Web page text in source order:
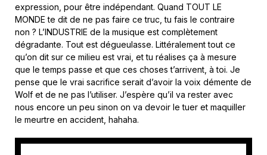
expression, pour être indépendant. Quand TOUT LE
MONDE te dit de ne pas faire ce truc, tu fais le contraire
non ? L’INDUSTRIE de la musique est complètement
dégradante. Tout est dégueulasse. Littéralement tout ce
qu’on dit sur ce milieu est vrai, et tu réalises ça à mesure
que le temps passe et que ces choses t’arrivent, à toi. Je
pense que le vrai sacrifice serait d’avoir la voix démente de
Wolf et de ne pas l’utiliser. J’espère qu’il va rester avec
nous encore un peu sinon on va devoir le tuer et maquiller
le meurtre en accident, hahaha.